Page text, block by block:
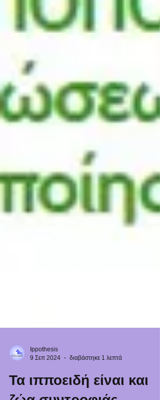
Ippothesis
9 Σεπ 2024
διαβάστηκε 1 λεπτά